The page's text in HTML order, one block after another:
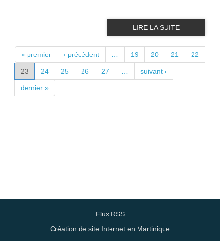
LIRE LA SUITE
PAGES
« premier ‹ précédent 19 20 21 22
23 24 25 26 27 suivant ›
dernier »
Flux RSS
Création de site Internet en Martinique